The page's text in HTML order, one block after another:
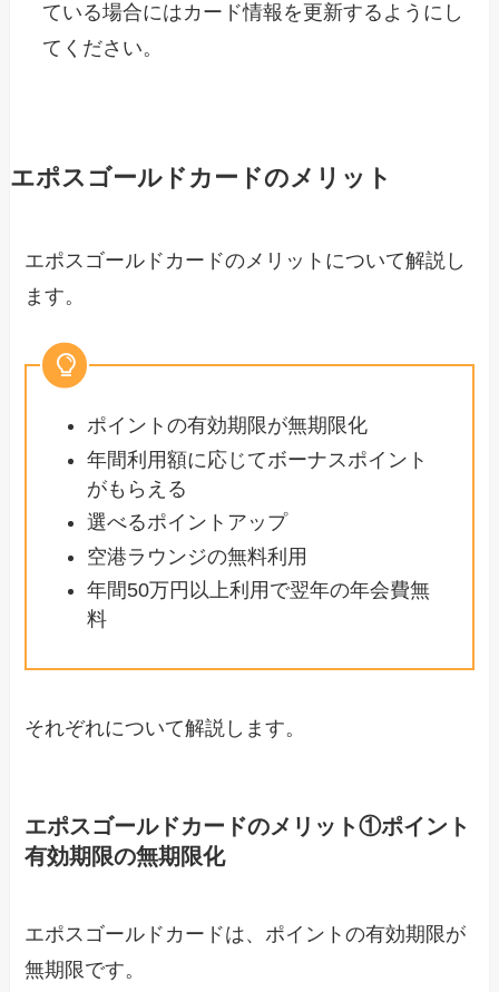
ている場合にはカード情報を更新するようにし
てください。
エポスゴールドカードのメリット
エポスゴールドカードのメリットについて解説し
ます。
ポイントの有効期限が無期限化
年間利用額に応じてボーナスポイント
がもらえる
選べるポイントアップ
空港ラウンジの無料利用
年間50万円以上利用で翌年の年会費無
料
それぞれについて解説します。
エポスゴールドカードのメリット①ポイント
有効期限の無期限化
エポスゴールドカードは、ポイントの有効期限が
無期限です。